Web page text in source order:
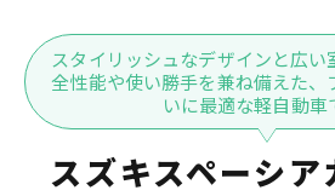
スタイリッシュなデザインと広
全性能や使い勝手を兼ね備えた
いに最適な軽自動車
スズキスペーシア